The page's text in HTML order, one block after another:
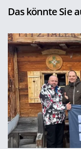
Das könnte Sie